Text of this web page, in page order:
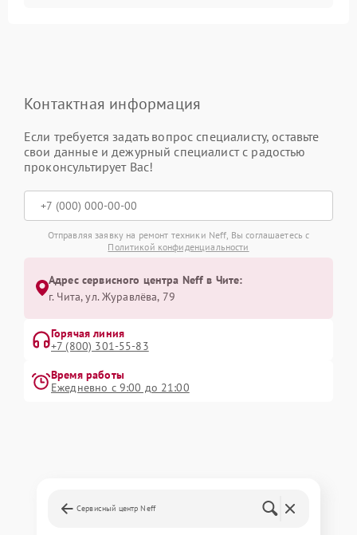
Контактная информация
Если требуется задать вопрос специалисту, оставьте
свои данные и дежурный специалист с радостью
проконсультирует Вас!
Отправляя заявку на ремонт техники Neff, Вы соглашаетесь с
Политикой конфиденциальности
Адрес сервисного центра Neff в Чите:
г. Чита, ул. Журавлёва, 79
Горячая линия
+7 (800) 301-55-83
Время работы
Ежедневно с 9:00 до 21:00
Сервисный центр Neff